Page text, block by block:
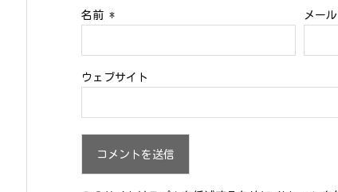
名前 * メー
ウェブサイト